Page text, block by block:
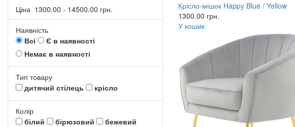
Ціна 1300.00 - 14500.00 грн.
Наявність
Всі
Є в наявності
Немає в наявності
Тип товару
дитячий стілець
крісло
Колір
білий
бірюзовий
бежевий
Крісло-мішок Happy Blue / Yellow
1300.00 грн.
У кошик